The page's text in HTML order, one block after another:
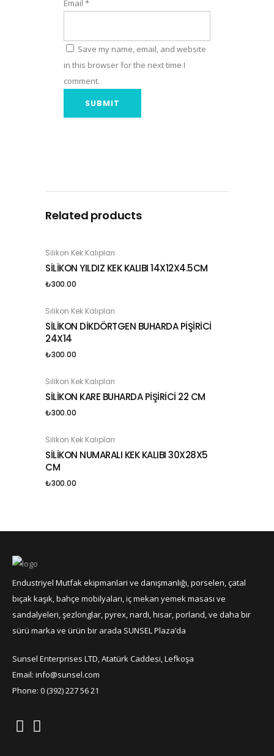
Email *
Save my name, email, and website
in this browser for the next time I
comment.
Related products
ADD TO BASKET
Silikon Kek Kalıpları
SİLİKON YILDIZ KEK KALIBI 14X12X4.5CM
₺300.00
ADD TO BASKET
Silikon Kek Kalıpları
SİLİKON DİKDÖRTGEN BUHARDA PİŞİRİCİ
24X14
₺300.00
ADD TO BASKET
Silikon Kek Kalıpları
SİLİKON KARE BUHARDA PİŞİRİCİ 22 CM
₺300.00
ADD TO BASKET
Silikon Kek Kalıpları
SİLİKON NUMARALI KEK KALIBI 30X28X5
CM
₺300.00
Endustriyel Mutfak ekipmanlari ve danışmanlığı, porselen, çatal
bıçak kaşık, bahçe mobilyaları, iç mekan yemek masası ve
sandalyeleri, şezlonglar, pyrex, nardi, hisar, porland, ve daha bir
sürü marka ve ürün bir arada SUNSEL Plaza’da
Sunsel Enterprises LTD, Atatürk Caddesi, Lefkoşa
Email: info@sunsel.com
Phone: 0 (392) 227 56 21